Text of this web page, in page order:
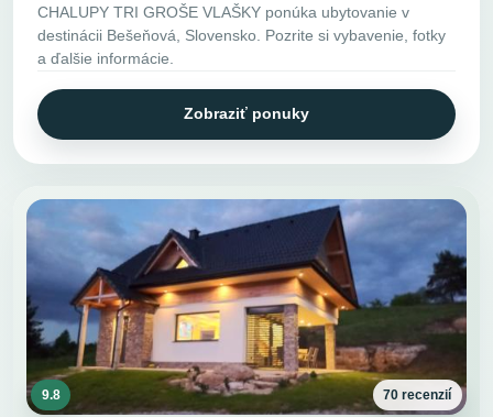
CHALUPY TRI GROŠE VLAŠKY ponúka ubytovanie v
destinácii Bešeňová, Slovensko. Pozrite si vybavenie, fotky
a ďalšie informácie.
Zobraziť ponuky
9.8 70 recenzií